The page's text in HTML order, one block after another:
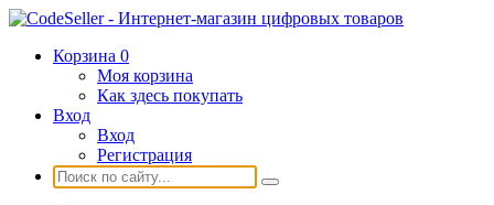
Корзина 0
Моя корзина
Как здесь покупать
Вход
Вход
Регистрация